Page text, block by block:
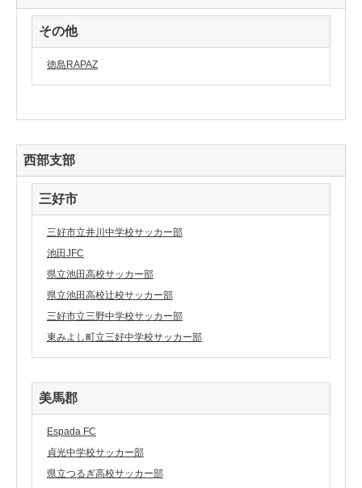
その他
徳島RAPAZ
西部支部
三好市
三好市立井川中学校サッカー部
池田JFC
県立池田高校サッカー部
県立池田高校辻校サッカー部
三好市立三野中学校サッカー部
東みよし町立三好中学校サッカー部
美馬郡
Espada FC
貞光中学校サッカー部
県立つるぎ高校サッカー部